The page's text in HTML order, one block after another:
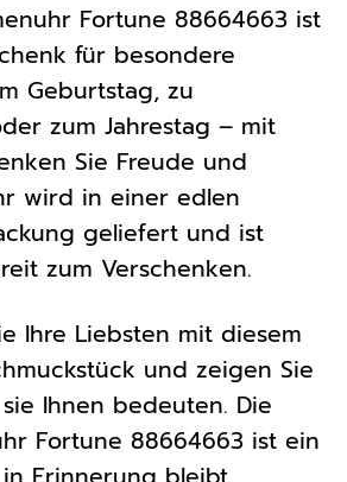
Fortune 88664663 ist
für besondere
Geburtstag, zu
zum Jahrestag – mit
Sie Freude und
wird in einer edlen
geliefert und ist
zum Verschenken.
Ihre Liebsten mit diesem
und zeigen Sie
Ihnen bedeuten. Die
Fortune 88664663 ist ein